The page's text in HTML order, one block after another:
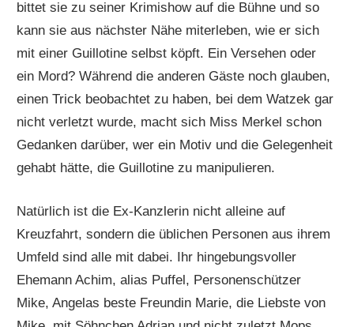
bittet sie zu seiner Krimishow auf die Bühne und so
kann sie aus nächster Nähe miterleben, wie er sich
mit einer Guillotine selbst köpft. Ein Versehen oder
ein Mord? Während die anderen Gäste noch glauben,
einen Trick beobachtet zu haben, bei dem Watzek gar
nicht verletzt wurde, macht sich Miss Merkel schon
Gedanken darüber, wer ein Motiv und die Gelegenheit
gehabt hätte, die Guillotine zu manipulieren.
Natürlich ist die Ex-Kanzlerin nicht alleine auf
Kreuzfahrt, sondern die üblichen Personen aus ihrem
Umfeld sind alle mit dabei. Ihr hingebungsvoller
Ehemann Achim, alias Puffel, Personenschützer
Mike, Angelas beste Freundin Marie, die Liebste von